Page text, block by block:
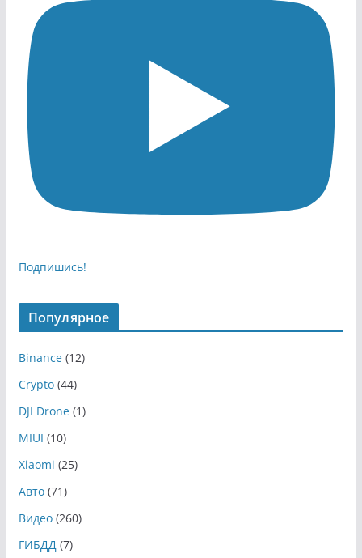
Подпишись!
Популярное
Binance(12)
Crypto(44)
DJI Drone(1)
MIUI (10)
Xiaomi (25)
Авто(71)
Видео(260)
ГИБДД (7)